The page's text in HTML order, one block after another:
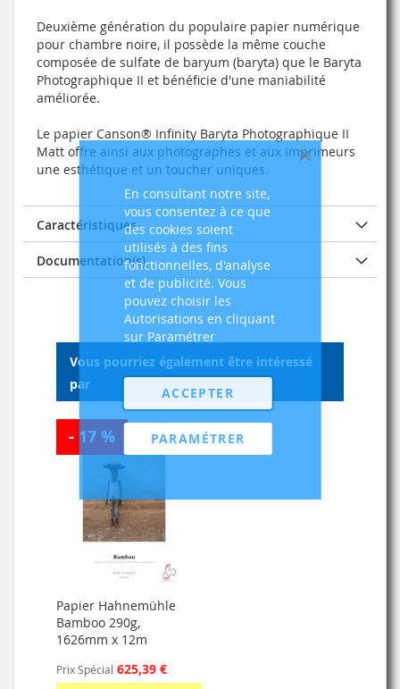
Fermer
En consultant notre site,
vous consentez à ce que
des cookies soient
utilisés à des fins
fonctionnelles, d'analyse
et de publicité. Vous
pouvez choisir les
Autorisations en cliquant
sur Paramétrer
ACCEPTER
PARAMÉTRER
Deuxième génération du populaire papier numérique
pour chambre noire, il possède la même couche
composée de sulfate de baryum (baryta) que le Baryta
Photographique II et bénéficie d'une maniabilité
améliorée.
Le papier Canson® Infinity Baryta Photographique II
Matt offre ainsi aux photographes et aux imprimeurs
une esthétique et un toucher uniques.
Caractéristiques
Documentation(s)
Vous pourriez également être intéressé
par
- 17 %
Papier Hahnemühle
Bamboo 290g,
1626mm x 12m
Prix Spécial 625,39 €